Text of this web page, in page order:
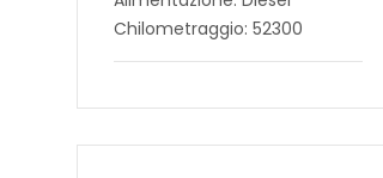
Chilometraggio: 52300